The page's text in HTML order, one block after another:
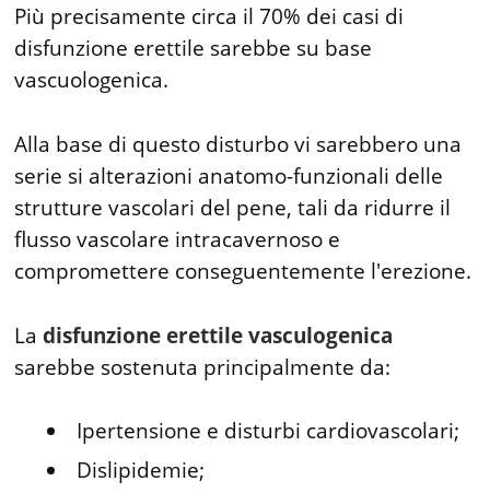
Più precisamente circa il 70% dei casi di
disfunzione erettile sarebbe su base
vascuologenica.
Alla base di questo disturbo vi sarebbero una
serie si alterazioni anatomo-funzionali delle
strutture vascolari del pene, tali da ridurre il
flusso vascolare intracavernoso e
compromettere conseguentemente l'erezione.
Ladisfunzione erettile vasculogenica
sarebbe sostenuta principalmente da:
Ipertensione e disturbi cardiovascolari;
Dislipidemie;